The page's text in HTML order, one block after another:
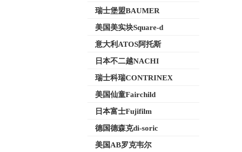
瑞士堡盟BAUMER
美国美实块Square-d
意大利ATOS阿托斯
日本不二越NACHI
瑞士科瑞CONTRINEX
美国仙童Fairchild
日本富士Fujifilm
德国德森克di-soric
美国AB罗克韦尔